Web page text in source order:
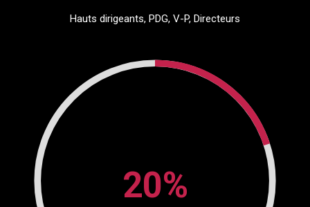
Hauts dirigeants, PDG, V-P, Directeurs
20%